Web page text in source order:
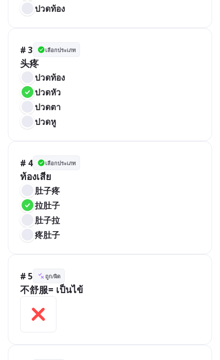
ปวดท้อง
# 3 เลือกประเภท
头疼
ปวดท้อง
ปวดหัว
ปวดตา
ปวดหู
# 4 เลือกประเภท
ท้องเสีย
肚子疼
拉肚子
肚子拉
疼肚子
# 5 ถูก/ผิด
不舒服= เป็นไข้